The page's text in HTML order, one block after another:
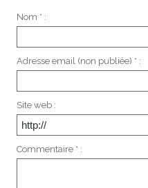
Nom * :
Adresse email (non publiée) * :
Site web :
Commentaire * :